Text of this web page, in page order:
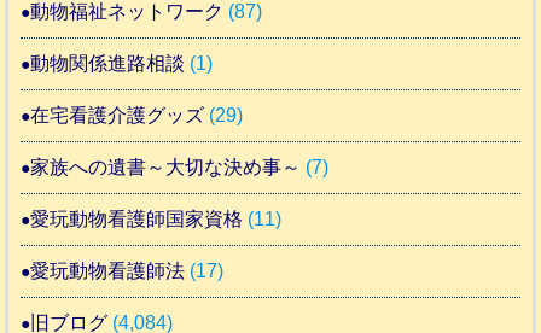
動物福祉ネットワーク (87)
動物関係進路相談 (1)
在宅看護介護グッズ (29)
家族への遺書～大切な決め事～ (7)
愛玩動物看護師国家資格 (11)
愛玩動物看護師法 (17)
旧ブログ (4,084)